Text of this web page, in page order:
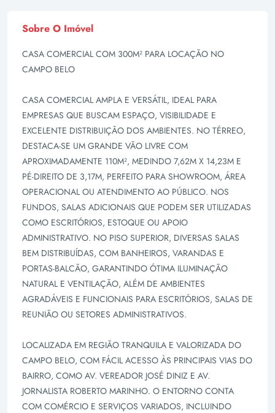
Sobre O Imóvel
CASA COMERCIAL COM 300M² PARA LOCAÇÃO NO
CAMPO BELO
CASA COMERCIAL AMPLA E VERSÁTIL, IDEAL PARA
EMPRESAS QUE BUSCAM ESPAÇO, VISIBILIDADE E
EXCELENTE DISTRIBUIÇÃO DOS AMBIENTES. NO TÉRREO,
DESTACA-SE UM GRANDE VÃO LIVRE COM
APROXIMADAMENTE 110M², MEDINDO 7,62M X 14,23M E
PÉ-DIREITO DE 3,17M, PERFEITO PARA SHOWROOM, ÁREA
OPERACIONAL OU ATENDIMENTO AO PÚBLICO. NOS
FUNDOS, SALAS ADICIONAIS QUE PODEM SER UTILIZADAS
COMO ESCRITÓRIOS, ESTOQUE OU APOIO
ADMINISTRATIVO. NO PISO SUPERIOR, DIVERSAS SALAS
BEM DISTRIBUÍDAS, COM BANHEIROS, VARANDAS E
PORTAS-BALCÃO, GARANTINDO ÓTIMA ILUMINAÇÃO
NATURAL E VENTILAÇÃO, ALÉM DE AMBIENTES
AGRADÁVEIS E FUNCIONAIS PARA ESCRITÓRIOS, SALAS DE
REUNIÃO OU SETORES ADMINISTRATIVOS.
LOCALIZADA EM REGIÃO TRANQUILA E VALORIZADA DO
CAMPO BELO, COM FÁCIL ACESSO ÀS PRINCIPAIS VIAS DO
BAIRRO, COMO AV. VEREADOR JOSÉ DINIZ E AV.
JORNALISTA ROBERTO MARINHO. O ENTORNO CONTA
COM COMÉRCIO E SERVIÇOS VARIADOS, INCLUINDO